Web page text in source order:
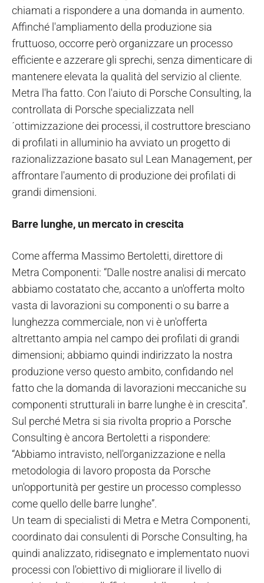
chiamati a rispondere a una domanda in aumento.
Affinché l'ampliamento della produzione sia
fruttuoso, occorre però organizzare un processo
efficiente e azzerare gli sprechi, senza dimenticare di
mantenere elevata la qualità del servizio al cliente.
Metra l'ha fatto. Con l'aiuto di Porsche Consulting, la
controllata di Porsche specializzata nell
´ottimizzazione dei processi, il costruttore bresciano
di profilati in alluminio ha avviato un progetto di
razionalizzazione basato sul Lean Management, per
affrontare l'aumento di produzione dei profilati di
grandi dimensioni.
Barre lunghe, un mercato in crescita
Come afferma Massimo Bertoletti, direttore di
Metra Componenti: “Dalle nostre analisi di mercato
abbiamo costatato che, accanto a un'offerta molto
vasta di lavorazioni su componenti o su barre a
lunghezza commerciale, non vi è un'offerta
altrettanto ampia nel campo dei profilati di grandi
dimensioni; abbiamo quindi indirizzato la nostra
produzione verso questo ambito, confidando nel
fatto che la domanda di lavorazioni meccaniche su
componenti strutturali in barre lunghe è in crescita”.
Sul perché Metra si sia rivolta proprio a Porsche
Consulting è ancora Bertoletti a rispondere:
“Abbiamo intravisto, nell'organizzazione e nella
metodologia di lavoro proposta da Porsche
un'opportunità per gestire un processo complesso
come quello delle barre lunghe”.
Un team di specialisti di Metra e Metra Componenti,
coordinato dai consulenti di Porsche Consulting, ha
quindi analizzato, ridisegnato e implementato nuovi
processi con l'obiettivo di migliorare il livello di